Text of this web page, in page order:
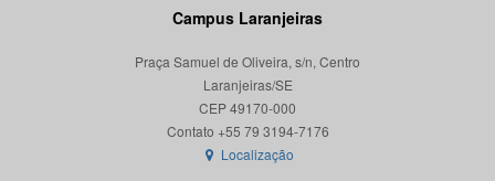
Campus Laranjeiras
Praça Samuel de Oliveira, s/n, Centro
Laranjeiras/SE
CEP 49170-000
Localização